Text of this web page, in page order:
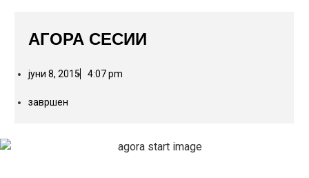
АГОРА СЕСИИ
јуни 8, 2015 4:07 pm
завршен